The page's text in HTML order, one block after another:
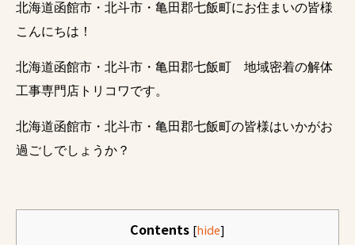
北海道函館市・北斗市・亀田郡七飯町にお住まいの皆様
こんにちは！
北海道函館市・北斗市・亀田郡七飯町 地域密着の解体
工事専門店トリコワです。
北海道函館市・北斗市・亀田郡七飯町の皆様はいかがお
過ごしでしょうか？
Contents [hide]